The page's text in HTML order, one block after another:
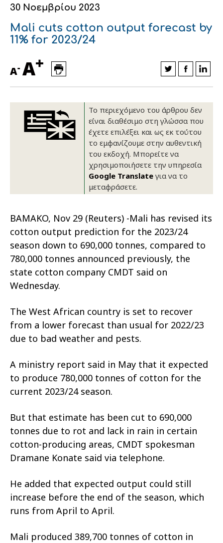
Οικονομικά στοιχεία
Εταιρική δομή
Καινοτομία
Επικοινωνία
Πως θα μας βρείτε
Εξαγωγές
Συνέδρια
Πως θα μας βρείτε
Ευφυής γεωργία
Συμβουλευτική στο χωράφι
Εκκόκκιση για λογαριασμό του
παραγωγού
Ιατρικές υπηρεσίες
Πως θα μας βρείτε
Αλυσίδα βάμβακος
Πως θα μας βρείτε
Κλωστοϋφαντουργία - Ένδυση
Εταιρικά νέα
Πως θα μας βρείτε
Πως θα μας βρείτε
30 Νοεμβρίου 2023
Mali cuts cotton output forecast by
11% for 2023/24
A- A+
Το περιεχόμενο του άρθρου δεν
είναι διαθέσιμο στη γλώσσα που
έχετε επιλέξει και ως εκ τούτου
το εμφανίζουμε στην αυθεντική
του εκδοχή. Μπορείτε να
χρησιμοποιήσετε την υπηρεσία
Google Translateγια να το
μεταφράσετε.
BAMAKO, Nov 29 (Reuters) -Mali has revised its
cotton output prediction for the 2023/24
season down to 690,000 tonnes, compared to
780,000 tonnes announced previously, the
state cotton company CMDT said on
Wednesday.
The West African country is set to recover
from a lower forecast than usual for 2022/23
due to bad weather and pests.
A ministry report said in May that it expected
to produce 780,000 tonnes of cotton for the
current 2023/24 season.
But that estimate has been cut to 690,000
tonnes due to rot and lack in rain in certain
cotton-producing areas, CMDT spokesman
Dramane Konate said via telephone.
He added that expected output could still
increase before the end of the season, which
runs from April to April.
Mali produced 389,700 tonnes of cotton in